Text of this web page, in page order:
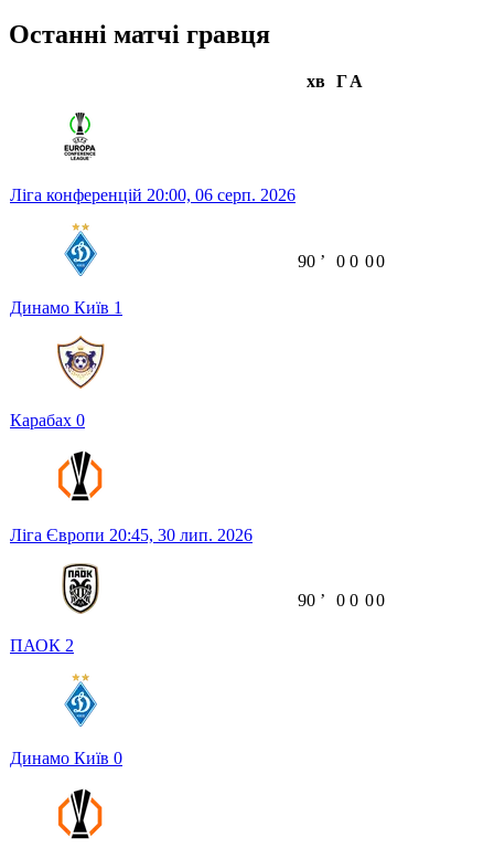
Останні матчі гравця
хв ГА
Ліга конференцій 20:00, 06 серп. 2026
Динамо Київ 1
Карабах 0
90 ʼ 0 0 00
Ліга Європи 20:45, 30 лип. 2026
ПАОК 2
Динамо Київ 0
90 ʼ 0 0 00